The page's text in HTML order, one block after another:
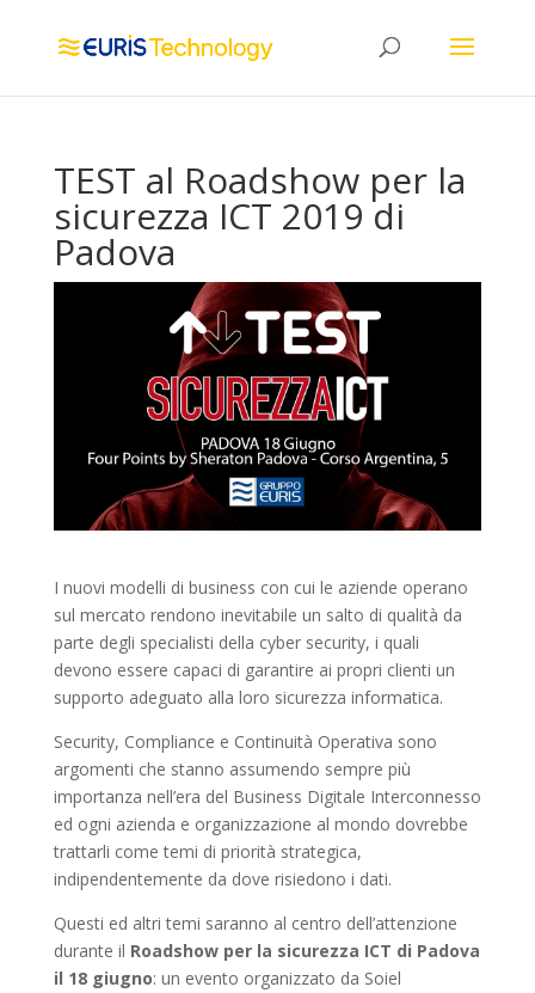
TEST al Roadshow per la
sicurezza ICT 2019 di
Padova
I nuovi modelli di business con cui le aziende operano
sul mercato rendono inevitabile un salto di qualità da
parte degli specialisti della cyber security, i quali
devono essere capaci di garantire ai propri clienti un
supporto adeguato alla loro sicurezza informatica.
Security, Compliance e Continuità Operativa sono
argomenti che stanno assumendo sempre più
importanza nell’era del Business Digitale Interconnesso
ed ogni azienda e organizzazione al mondo dovrebbe
trattarli come temi di priorità strategica,
indipendentemente da dove risiedono i dati.
Questi ed altri temi saranno al centro dell’attenzione
durante il Roadshow per la sicurezza ICT di Padova
il 18 giugno: un evento organizzato da Soiel